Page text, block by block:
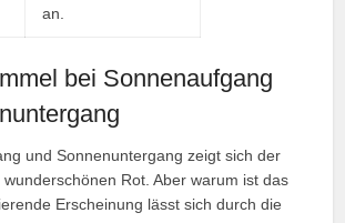
an.
bei Sonnenaufgang
und Sonnenuntergang zeigt sich der
Rot. Aber warum ist das
Erscheinung lässt sich durch die